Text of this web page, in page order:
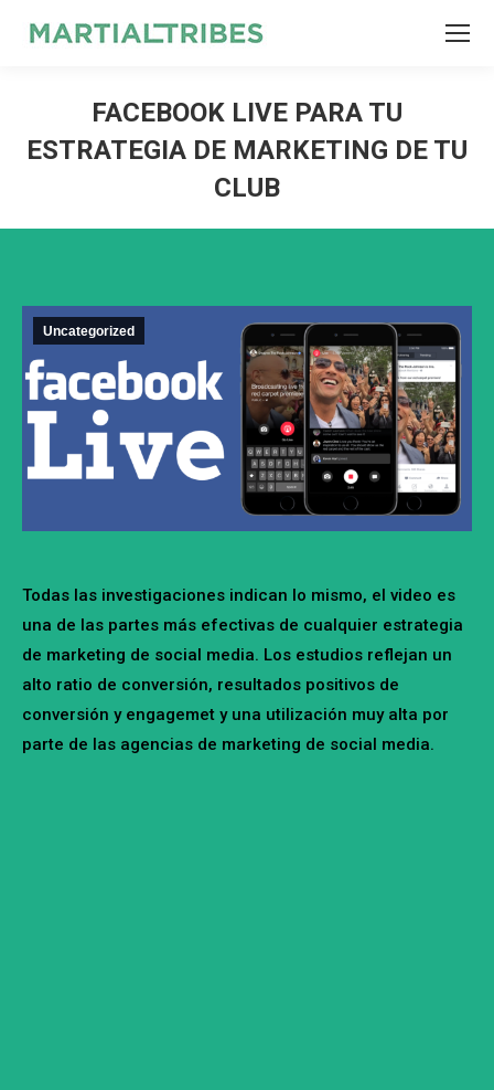
FACEBOOK LIVE PARA TU
ESTRATEGIA DE MARKETING DE TU
CLUB
Uncategorized
Todas las investigaciones indican lo mismo, el video es
una de las partes más efectivas de cualquier estrategia
de marketing de social media. Los estudios reflejan un
alto ratio de conversión, resultados positivos de
conversión y engagemet y una utilización muy alta por
parte de las agencias de marketing de social media.